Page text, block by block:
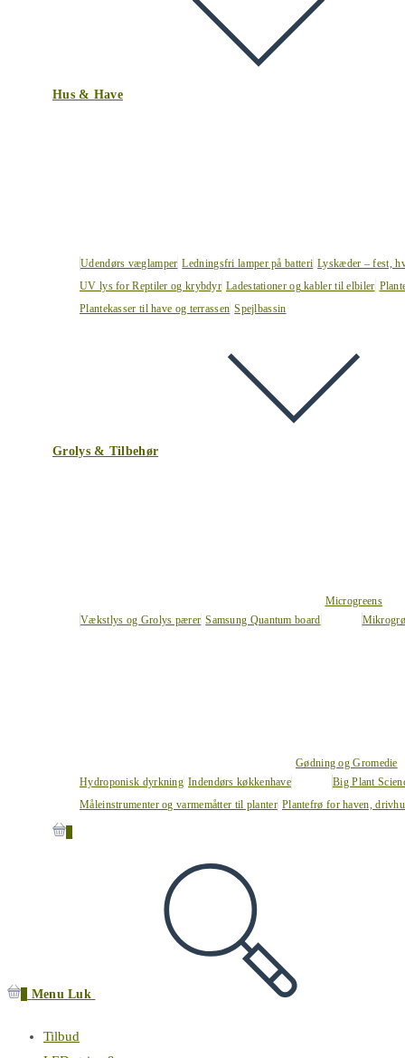
Hus & Have
Udendørs væglamper Ledningsfri lamper på batteri Lyskæder – fest,
UV lys for Reptiler og krybdyr Ladestationer og kabler til elbiler
Plantekasser til have og terrassen Spejlbassin
Grolys & Tilbehør
Vækstlys og Grolys pærer Samsung Quantum board
Microgreens
Hydroponisk dyrkning Indendørs køkkenhave
Gødning og Gromedie
Big Plant
Måleinstrumenter og varmemåtter til planter Plantefrø for haven,
Menu Luk
Tilbud